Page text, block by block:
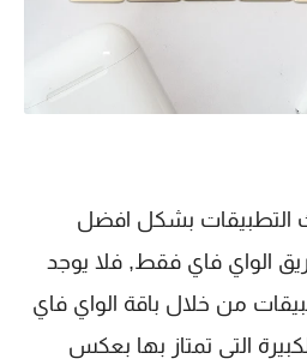
التطبيقات بشكل افضل
الواي فاي فقط, فلا يوجد
من خلال باقة الواي فاي
التى تمتاز بها بعكس